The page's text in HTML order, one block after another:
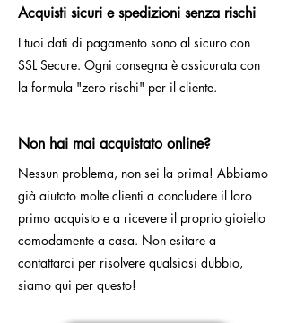
Acquisti sicuri e spedizioni senza rischi
I tuoi dati di pagamento sono al sicuro con
SSL Secure. Ogni consegna è assicurata con
la formula "zero rischi" per il cliente.
Non hai mai acquistato online?
Nessun problema, non sei la prima! Abbiamo
già aiutato molte clienti a concludere il loro
primo acquisto e a ricevere il proprio gioiello
comodamente a casa. Non esitare a
contattarci per risolvere qualsiasi dubbio,
siamo qui per questo!